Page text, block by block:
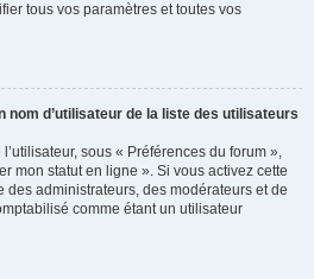
tous vos paramètres et toutes vos
nom d’utilisateur de la liste des utilisateurs
sous « Préférences du forum »,
mon statut en ligne ». Si vous activez cette
administrateurs, des modérateurs et de
comme étant un utilisateur